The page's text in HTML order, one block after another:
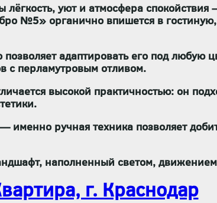
лёгкость, уют и атмосфера
№5» органично впишется в
адаптировать его под
с перламутровым отливом.
высокой практичностью: он
ручная техника позволяет
наполненный светом,
г. Краснодар